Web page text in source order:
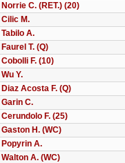
Norrie C. (RET.) (20)
Cilic M.
Tabilo A.
Faurel T. (Q)
Cobolli F. (10)
Wu Y.
Diaz Acosta F. (Q)
Garin C.
Cerundolo F. (25)
Gaston H. (WC)
Popyrin A.
Walton A. (WC)